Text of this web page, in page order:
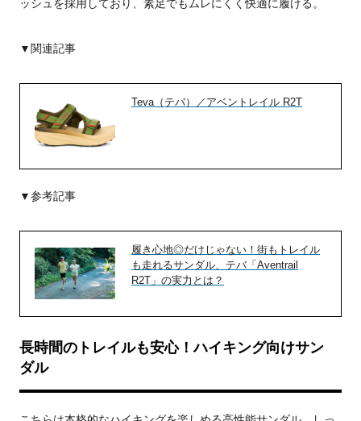
ッシュを採用しており、素足でもムレにくく快適に履ける。
▼関連記事
Teva（テバ）／アベントレイル R2T
▼参考記事
履き心地◎だけじゃない！街もトレイル
も走れるサンダル、テバ「Aventrail
R2T」の実力とは？
長時間のトレイルも安心！ハイキング向けサン
ダル